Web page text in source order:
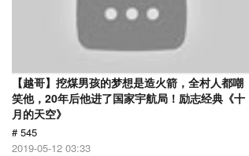
【越哥】挖煤男孩的梦想是造火箭，全村人都嘲
笑他，20年后他进了国家宇航局！励志经典《十
月的天空》
# 545
2019-05-12 03:33